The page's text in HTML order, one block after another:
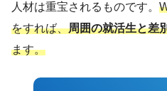
人材は重宝されるものです。
をすれば、周囲の就活生と差
ます。